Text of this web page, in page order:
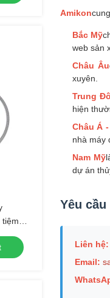
tiệm
Amikon
Bắc Mỹ
web sản
Châu Âu
xuyên.
Trung
hiện
Châu Á
nhà máy
Nam Mỹ
dự án
Yêu
Liên hệ:
Email: